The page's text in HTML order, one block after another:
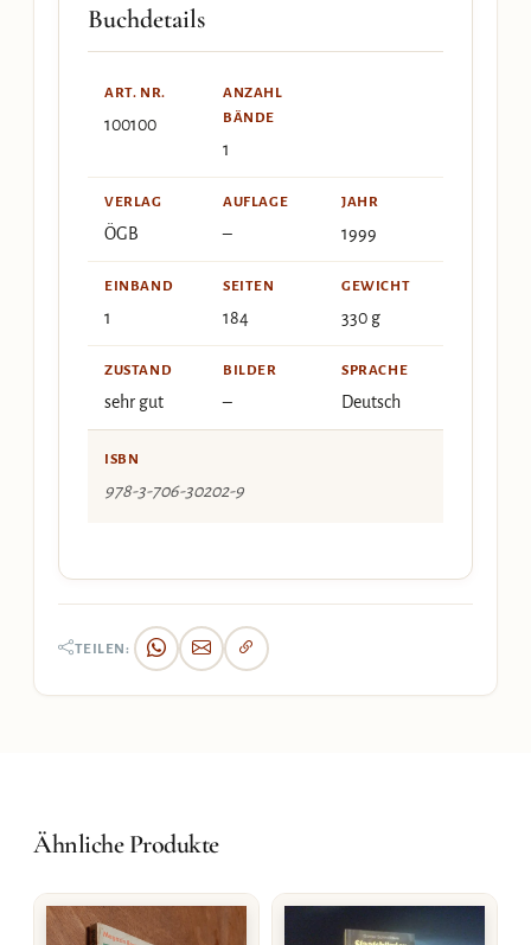
Buchdetails
ART. NR.
100100
ANZAHL
BÄNDE
1
VERLAG
ÖGB
AUFLAGE
–
JAHR
1999
EINBAND
1
SEITEN
184
GEWICHT
330 g
ZUSTAND
sehr gut
BILDER
–
SPRACHE
Deutsch
ISBN
978-3-706-30202-9
TEILEN:
Ähnliche Produkte